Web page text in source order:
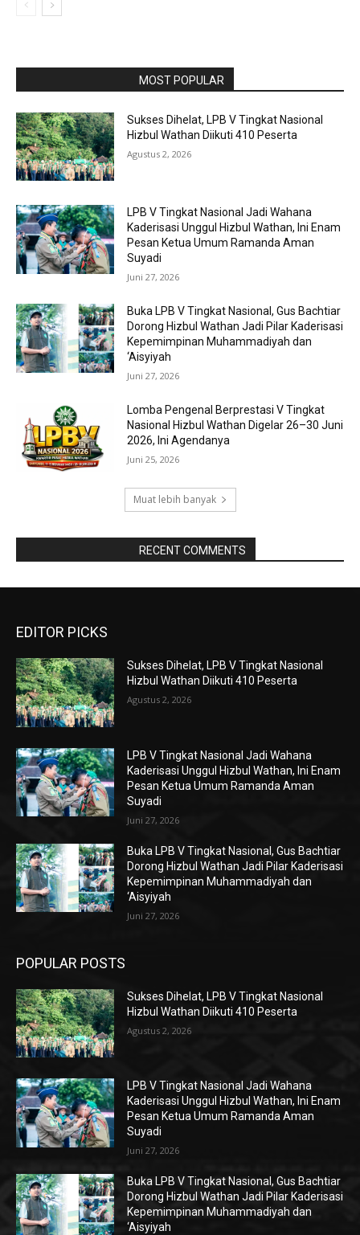
MOST POPULAR
Sukses Dihelat, LPB V Tingkat Nasional
Hizbul Wathan Diikuti 410 Peserta
Agustus 2, 2026
LPB V Tingkat Nasional Jadi Wahana
Kaderisasi Unggul Hizbul Wathan, Ini Enam
Pesan Ketua Umum Ramanda Aman
Suyadi
Juni 27, 2026
Buka LPB V Tingkat Nasional, Gus Bachtiar
Dorong Hizbul Wathan Jadi Pilar Kaderisasi
Kepemimpinan Muhammadiyah dan
‘Aisyiyah
Juni 27, 2026
Lomba Pengenal Berprestasi V Tingkat
Nasional Hizbul Wathan Digelar 26–30 Juni
2026, Ini Agendanya
Juni 25, 2026
Muat lebih banyak
RECENT COMMENTS
EDITOR PICKS
Sukses Dihelat, LPB V Tingkat Nasional
Hizbul Wathan Diikuti 410 Peserta
Agustus 2, 2026
LPB V Tingkat Nasional Jadi Wahana
Kaderisasi Unggul Hizbul Wathan, Ini Enam
Pesan Ketua Umum Ramanda Aman
Suyadi
Juni 27, 2026
Buka LPB V Tingkat Nasional, Gus Bachtiar
Dorong Hizbul Wathan Jadi Pilar Kaderisasi
Kepemimpinan Muhammadiyah dan
‘Aisyiyah
Juni 27, 2026
POPULAR POSTS
Sukses Dihelat, LPB V Tingkat Nasional
Hizbul Wathan Diikuti 410 Peserta
Agustus 2, 2026
LPB V Tingkat Nasional Jadi Wahana
Kaderisasi Unggul Hizbul Wathan, Ini Enam
Pesan Ketua Umum Ramanda Aman
Suyadi
Juni 27, 2026
Buka LPB V Tingkat Nasional, Gus Bachtiar
Dorong Hizbul Wathan Jadi Pilar Kaderisasi
Kepemimpinan Muhammadiyah dan
‘Aisyiyah